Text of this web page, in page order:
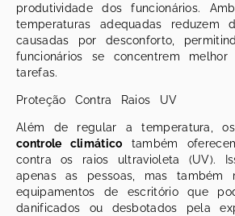
produtividade dos funcionários.
temperaturas adequadas reduzem
causadas por desconforto,
funcionários se concentrem
tarefas.
Proteção Contra Raios UV
Além de regular a temperatura,
controle climático também
contra os raios ultravioleta (UV).
apenas as pessoas, mas também
equipamentos de escritório que
danificados ou desbotados pela